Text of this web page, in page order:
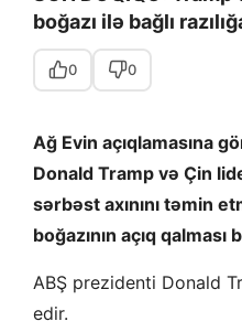
boğazı ilə bağlı
0 0
Ağ Evin açıqlamasına
Donald Tramp və Çin
sərbəst axınını təmin
boğazının açıq
ABŞ prezidenti Donald
edir.